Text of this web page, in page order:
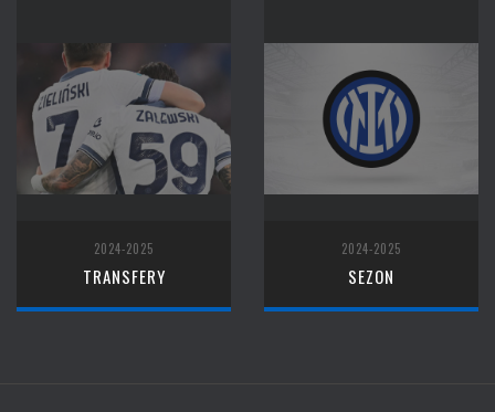
2024-2025
TRANSFERY
2024-2025
SEZON